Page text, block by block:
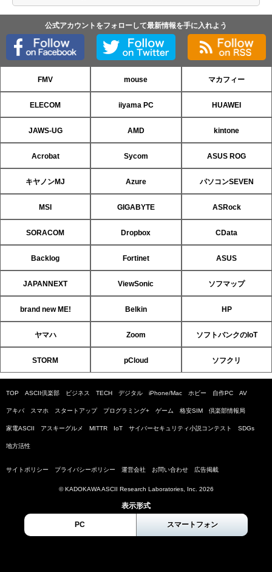
公式アカウントをフォローして最新情報を手に入れよう
FMV mouse マカフィー
ELECOM iiyama PC HUAWEI
JAWS-UG AMD kintone
Acrobat Sycom ASUS ROG
キヤノンMJ Azure パソコンSEVEN
MSI GIGABYTE ASRock
SORACOM Dropbox CData
Backlog Fortinet ASUS
JAPANNEXT ViewSonic ソフマップ
brand new ME! Belkin HP
ヤマハ Zoom ソフトバンクのIoT
STORM pCloud ソフクリ
TOP ASCII倶楽部 ビジネス TECH デジタル iPhone/Mac ホビー 自作PC AV
アキバ スマホ スタートアップ プログラミング+ ゲーム 格安SIM 倶楽部情報局
家電ASCII アスキーグルメ MITTR IoT サイバーセキュリティ小説コンテスト SDGs
地方活性
サイトポリシー プライバシーポリシー 運営会社 お問い合わせ 広告掲載
© KADOKAWA ASCII Research Laboratories, Inc. 2026
表示形式
PC スマートフォン